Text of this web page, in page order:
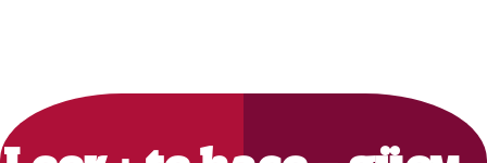
Primary
Sidebar